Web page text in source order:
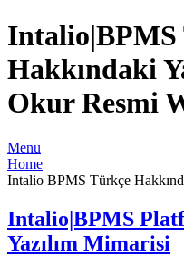
Intalio|BPMS
Hakkındaki
Okur Resmi
Menu
Home
Intalio BPMS Türkçe
Intalio|BPMS
Yazılım Mimarisi